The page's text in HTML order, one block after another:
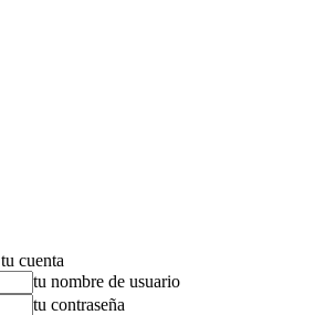
cuenta
tu nombre de usuario
tu contraseña